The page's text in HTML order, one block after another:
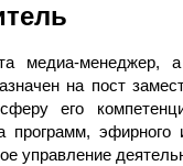
медиа-менеджер,
на пост
его
программ,
управление